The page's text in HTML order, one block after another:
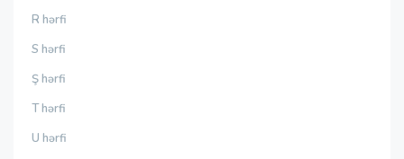
R hərfi
S hərfi
Ş hərfi
T hərfi
U hərfi